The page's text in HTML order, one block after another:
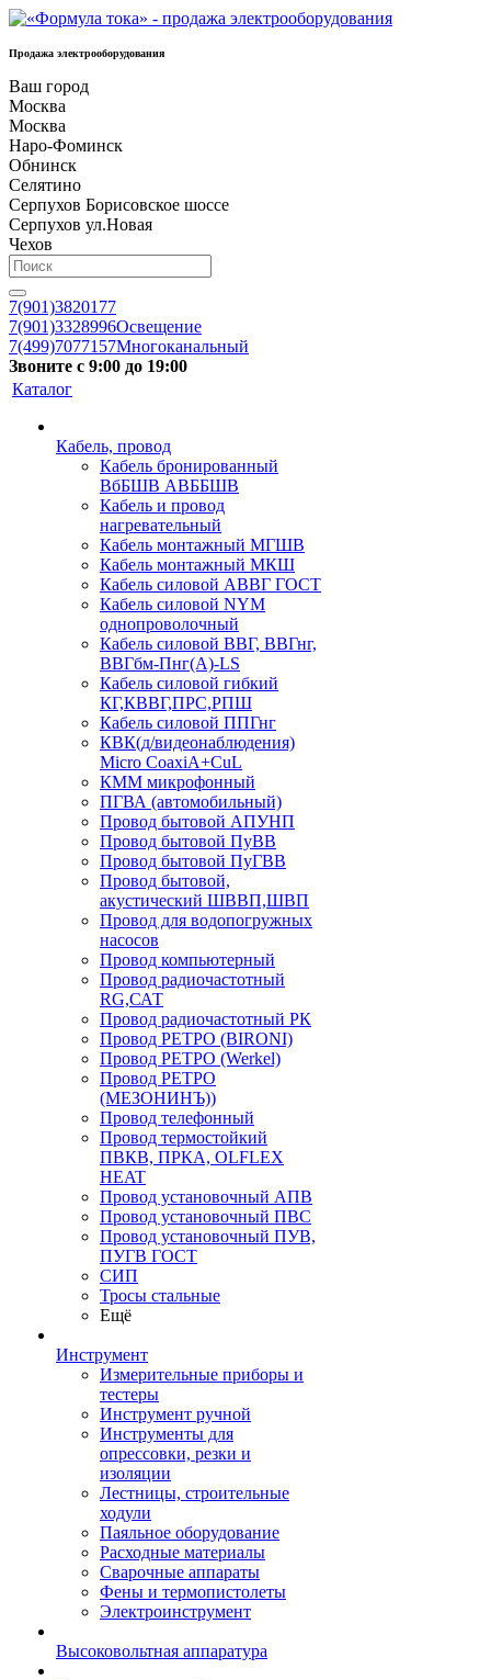
Продажа электрооборудования
Ваш город
Москва
Москва
Наро-Фоминск
Обнинск
Селятино
Серпухов Борисовское шоссе
Серпухов ул.Новая
Чехов
7(901)3820177
7(901)3328996Освещение
7(499)7077157Многоканальный
Звоните с 9:00 до 19:00
Каталог
Кабель, провод
Кабель бронированный
ВбБШВ АВББШВ
Кабель и провод
нагревательный
Кабель монтажный МГШВ
Кабель монтажный МКШ
Кабель силовой АВВГ ГОСТ
Кабель силовой NYM
однопроволочный
Кабель силовой ВВГ, ВВГнг,
ВВГбм-Пнг(А)-LS
Кабель силовой гибкий
КГ,КВВГ,ПРС,РПШ
Кабель силовой ППГнг
КВК(д/видеонаблюдения)
Micro CoaxiA+CuL
КММ микрофонный
ПГВА (автомобильный)
Провод бытовой АПУНП
Провод бытовой ПуВВ
Провод бытовой ПуГВВ
Провод бытовой,
акустический ШВВП,ШВП
Провод для водопогружных
насосов
Провод компьютерный
Провод радиочастотный
RG,САТ
Провод радиочастотный РК
Провод РЕТРО (BIRONI)
Провод РЕТРО (Werkel)
Провод РЕТРО
(МЕЗОНИНЪ))
Провод телефонный
Провод термостойкий
ПВКВ, ПРКА, OLFLEX
HEAT
Провод установочный АПВ
Провод установочный ПВС
Провод установочный ПУВ,
ПУГВ ГОСТ
СИП
Тросы стальные
Ещё
Инструмент
Измерительные приборы и
тестеры
Инструмент ручной
Инструменты для
опрессовки, резки и
изоляции
Лестницы, строительные
ходули
Паяльное оборудование
Расходные материалы
Сварочные аппараты
Фены и термопистолеты
Электроинструмент
Высоковольтная аппаратура